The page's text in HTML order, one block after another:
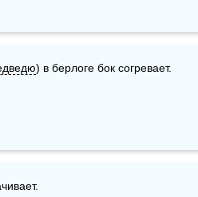
) в берлоге бок согревает.